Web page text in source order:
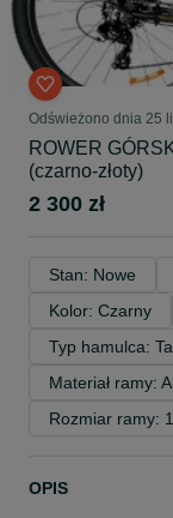
Odświeżono dnia 25
ROWER
(czarno-złoty)
2 300 zł
Stan: Nowe
Kolor: Czarny
Typ hamulca:
Materiał ramy:
Rozmiar ramy:
OPIS